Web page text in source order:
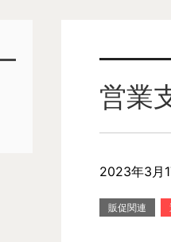
営業
2023年3月
販促関連